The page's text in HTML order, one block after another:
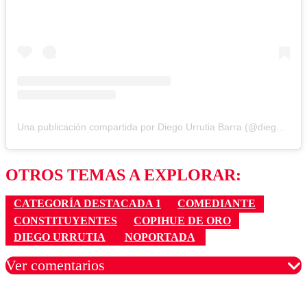
OTROS TEMAS A EXPLORAR:
CATEGORÍA DESTACADA 1
COMEDIANTE
CONSTITUYENTES
COPIHUE DE ORO
DIEGO URRUTIA
NOPORTADA
Ver comentarios